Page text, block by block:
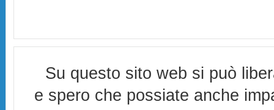
Su questo sito web si può
e spero che possiate anche